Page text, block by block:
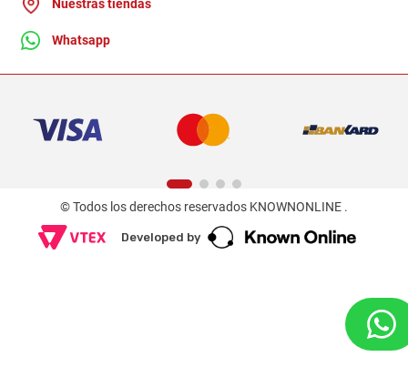
Nuestras tiendas
Whatsapp
© Todos los derechos reservados KNOWNONLINE .
Developed by